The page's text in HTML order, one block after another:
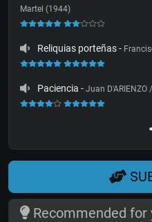
Martel (1944)
Reliquias porteñas-
Paciencia - Juan
Recommended for